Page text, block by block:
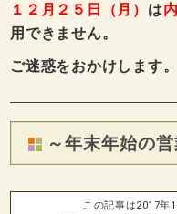
１２月２５日（月） は
用できません。
ご迷惑をおかけします。
～年末年始の
この記事は2017年